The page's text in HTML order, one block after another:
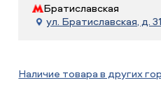
Братиславская
ул. Братиславская, д.
Наличие товара в других